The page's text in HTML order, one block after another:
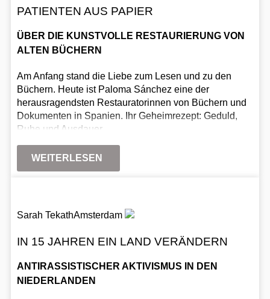
PATIENTEN AUS PAPIER
ÜBER DIE KUNSTVOLLE RESTAURIERUNG VON
ALTEN BÜCHERN
Am Anfang stand die Liebe zum Lesen und zu den
Büchern. Heute ist Paloma Sánchez eine der
herausragendsten Restauratorinnen von Büchern und
Dokumenten in Spanien. Ihr Geheimrezept: Geduld,
Ruhe und Ausdauer.
WEITERLESEN
Sarah TekathAmsterdam
IN 15 JAHREN EIN LAND VERÄNDERN
ANTIRASSISTISCHER AKTIVISMUS IN DEN
NIEDERLANDEN